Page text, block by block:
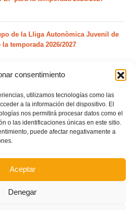
consentimiento
utilizamos tecnologías como las
a la información del dispositivo. El
nos permitirá procesar datos como el
o las identificaciones únicas en este sitio.
puede afectar negativamente a
Aceptar
Denegar
de la Lliga Autonòmica Juvenil de
temporada 2026/2027
2026/27 se sorteará el
Entrenador de fútbol Licencia UEFA
en noviembre 2026 (agotadas las
2027